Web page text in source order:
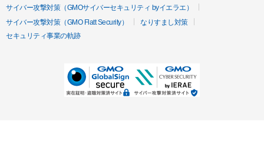
サイバー攻撃対策（GMOサイバーセキュリティ byイエラエ）
サイバー攻撃対策（GMO Flatt Security）
なりすまし対策
セキュリティ事業の軌跡